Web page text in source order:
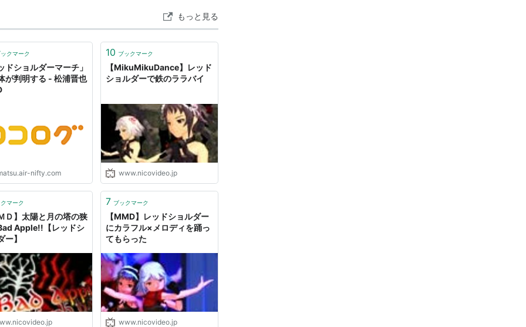
もっと見る
クマーク
ドショルダーマーチ」
が判明する - 松浦晋也
nifty.com
10 ブックマーク
【MikuMikuDance】レッド
ショルダーで鉄のララバイ
www.nicovideo.jp
マーク
Ｄ】太陽と月の塔の狭
Apple!!【レッドシ
ー】
7 ブックマーク
【MMD】レッドショルダー
にカラフル×メロディを踊っ
てもらった
www.nicovideo.jp